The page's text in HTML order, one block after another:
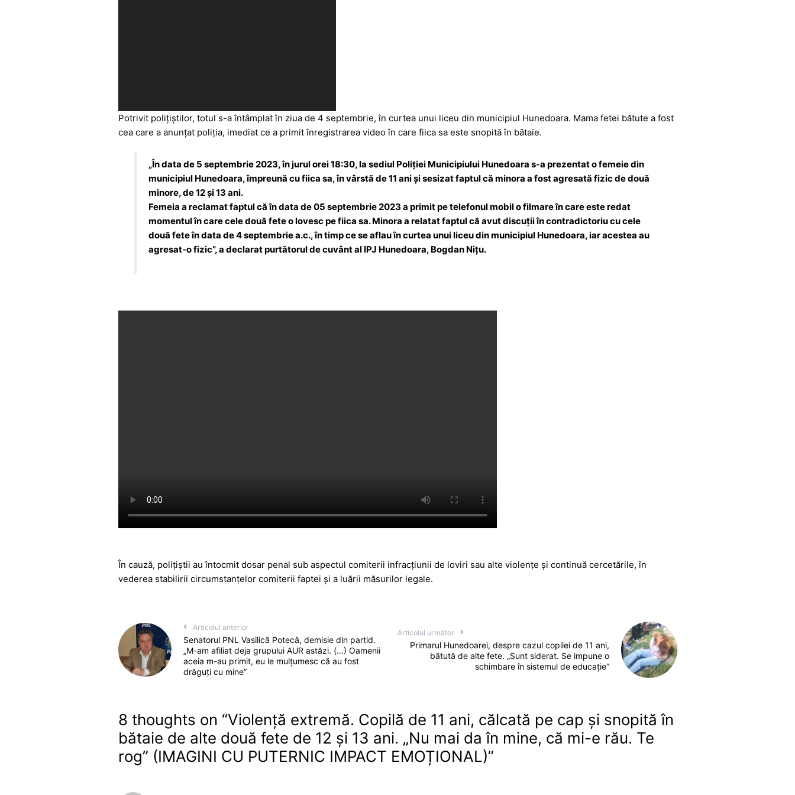
Potrivit polițiștilor, totul s-a întâmplat în ziua de 4 septembrie, în curtea unui liceu din municipiul Hunedoara. Mama fetei bătute a fost
cea care a anunțat poliția, imediat ce a primit înregistrarea video în care fiica sa este snopită în bătaie.
„În data de 5 septembrie 2023, în jurul orei 18:30, la sediul Poliției Municipiului Hunedoara s-a prezentat o femeie din
municipiul Hunedoara, împreună cu fiica sa, în vârstă de 11 ani și sesizat faptul că minora a fost agresată fizic de două
minore, de 12 și 13 ani.
Femeia a reclamat faptul că în data de 05 septembrie 2023 a primit pe telefonul mobil o filmare în care este redat
momentul în care cele două fete o lovesc pe fiica sa. Minora a relatat faptul că avut discuții în contradictoriu cu cele
două fete în data de 4 septembrie a.c., în timp ce se aflau în curtea unui liceu din municipiul Hunedoara, iar acestea au
agresat-o fizic”, a declarat purtătorul de cuvânt al IPJ Hunedoara, Bogdan Nițu.
În cauză, polițiștii au întocmit dosar penal sub aspectul comiterii infracțiunii de loviri sau alte violențe și continuă cercetările, în
vederea stabilirii circumstanțelor comiterii faptei și a luării măsurilor legale.
Articolul anterior
Senatorul PNL Vasilică Potecă, demisie din partid.
„M-am afiliat deja grupului AUR astăzi. (…) Oamenii
aceia m-au primit, eu le mulțumesc că au fost
drăguți cu mine”
Articolul următor
Primarul Hunedoarei, despre cazul copilei de 11 ani,
bătută de alte fete. „Sunt siderat. Se impune o
schimbare în sistemul de educaţie”
8 thoughts on “Violență extremă. Copilă de 11 ani, călcată pe cap și snopită în
bătaie de alte două fete de 12 și 13 ani. „Nu mai da în mine, că mi-e rău. Te
rog” (IMAGINI CU PUTERNIC IMPACT EMOȚIONAL)”